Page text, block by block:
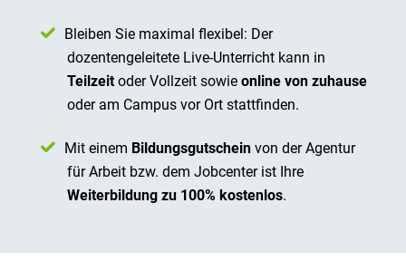
Bleiben Sie maximal flexibel: Der
dozentengeleitete Live-Unterricht kann in
Teilzeitoder Vollzeit sowie online von zuhause
oder am Campus vor Ort stattfinden.
Mit einem Bildungsgutschein von der Agentur
für Arbeit bzw. dem Jobcenter ist Ihre
Weiterbildung zu 100% kostenlos.